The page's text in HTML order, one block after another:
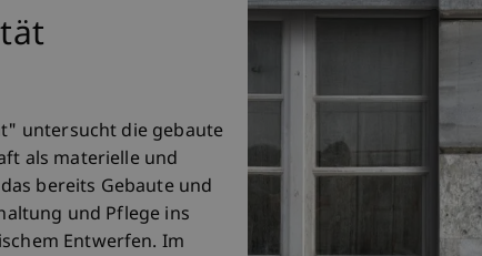
untersucht die gebaute
als materielle und
bereits Gebaute und
und Pflege ins
Entwerfen. Im